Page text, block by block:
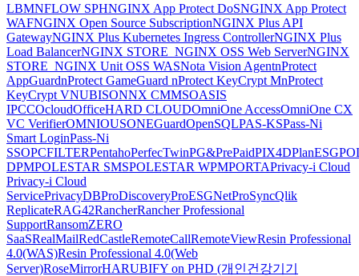
LBMNFLOW SPHNGINX App Protect DoSNGINX App Protect
WAFNGINX Open Source SubscriptionNGINX Plus API
GatewayNGINX Plus Kubernetes Ingress ControllerNGINX Plus
Load BalancerNGINX STORE_NGINX OSS Web ServerNGINX
STORE_NGINX Unit OSS WASNota Vision AgentnProtect
AppGuardnProtect GameGuard nProtect KeyCrypt MnProtect
KeyCrypt VNUBISONNX CMMSOASIS
IPCCOcloudOfficeHARD CLOUDOmniOne AccessOmniOne CX
VC VerifierOMNIOUSONEGuardOpenSQLPAS-KSPass-Ni
Smart LoginPass-Ni
SSOPCFILTERPentahoPerfecTwinPG&PrePaidPIX4DPlanESG
DPMPOLESTAR SMSPOLESTAR WPMPORTAPrivacy-i Cloud
Privacy-i Cloud
ServicePrivacyDBProDiscoveryProESGNetProSyncQlik
ReplicateRAG42RancherRancher Professional
SupportRansomZERO
SaaSRealMailRedCastleRemoteCallRemoteViewResin Professional
4.0(WAS)Resin Professional 4.0(Web
Server)RoseMirrorHARUBIFY on PHD (개인건강기기